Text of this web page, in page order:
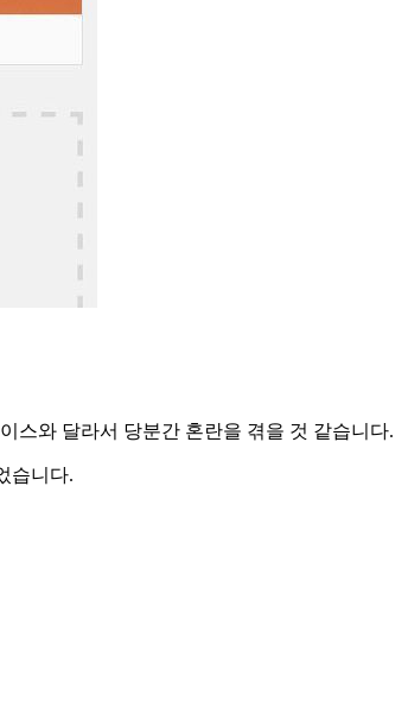
스와 달라서 당분간 혼란을 겪을 것 같습니다.
습니다.